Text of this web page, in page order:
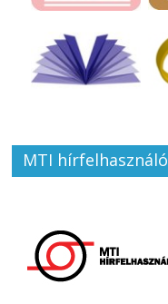
MTI hírfelhasználó